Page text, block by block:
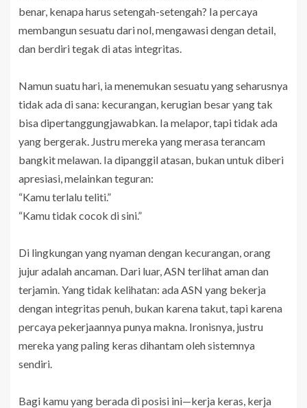
benar, kenapa harus setengah-setengah? Ia percaya
membangun sesuatu dari nol, mengawasi dengan detail,
dan berdiri tegak di atas integritas.
Namun suatu hari, ia menemukan sesuatu yang seharusnya
tidak ada di sana: kecurangan, kerugian besar yang tak
bisa dipertanggungjawabkan. Ia melapor, tapi tidak ada
yang bergerak. Justru mereka yang merasa terancam
bangkit melawan. Ia dipanggil atasan, bukan untuk diberi
apresiasi, melainkan teguran:
“Kamu terlalu teliti.”
“Kamu tidak cocok di sini.”
Di lingkungan yang nyaman dengan kecurangan, orang
jujur adalah ancaman. Dari luar, ASN terlihat aman dan
terjamin. Yang tidak kelihatan: ada ASN yang bekerja
dengan integritas penuh, bukan karena takut, tapi karena
percaya pekerjaannya punya makna. Ironisnya, justru
mereka yang paling keras dihantam oleh sistemnya
sendiri.
Bagi kamu yang berada di posisi ini—kerja keras, kerja